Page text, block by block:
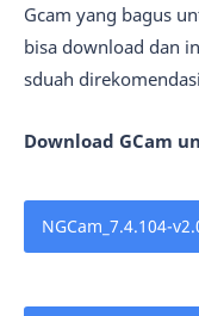
Gcam yang bagus
bisa download dan
sduah
Download GCam
NGCam_7.4.104-